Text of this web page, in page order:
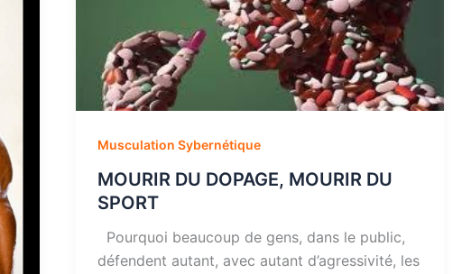
Musculation Sybernétique
MOURIR DU DOPAGE, MOURIR DU
SPORT
Pourquoi beaucoup de gens, dans le public,
défendent autant, avec autant d’agressivité, les